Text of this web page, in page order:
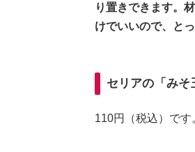
り置きできます。
けでいいので、と
セリアの「み
110円（税込）です